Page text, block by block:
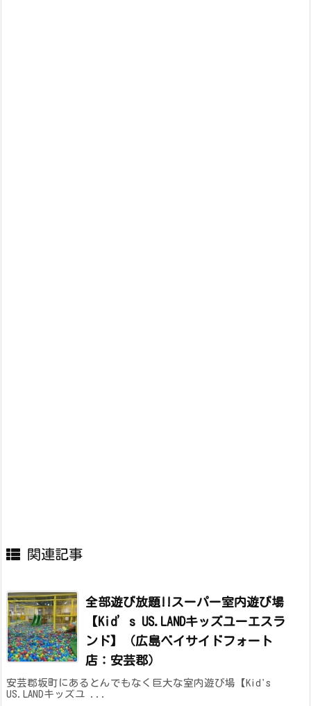
関連記事
全部遊び放題!!スーパー室内遊び場
【Kid’s US.LANDキッズユーエスラ
ンド】（広島ベイサイドフォート
店：安芸郡）
安芸郡坂町にあるとんでもなく巨大な室内遊び場【Kid's
US.LANDキッズユ ...